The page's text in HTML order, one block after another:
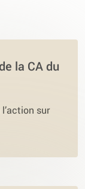
la CA du
sur